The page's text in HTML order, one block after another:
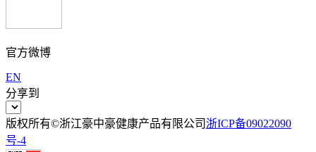
官方微博
EN
分享到
版权所有©浙江豪中豪健康产品有限公司 浙ICP备09022090
号-4